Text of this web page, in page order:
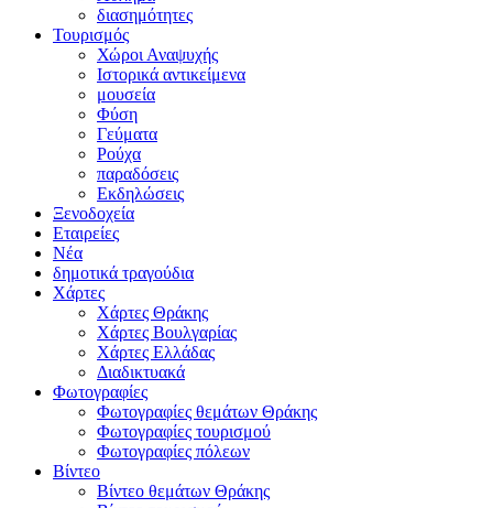
διασημότητες
Τουρισμός
Χώροι Αναψυχής
Ιστορικά αντικείμενα
μουσεία
Φύση
Γεύματα
Ρούχα
παραδόσεις
Εκδηλώσεις
Ξενοδοχεία
Εταιρείες
Νέα
δημοτικά τραγούδια
Χάρτες
Χάρτες Θράκης
Χάρτες Βουλγαρίας
Χάρτες Ελλάδας
Διαδικτυακά
Φωτογραφίες
Φωτογραφίες θεμάτων Θράκης
Φωτογραφίες τουρισμού
Φωτογραφίες πόλεων
Βίντεο
Βίντεο θεμάτων Θράκης